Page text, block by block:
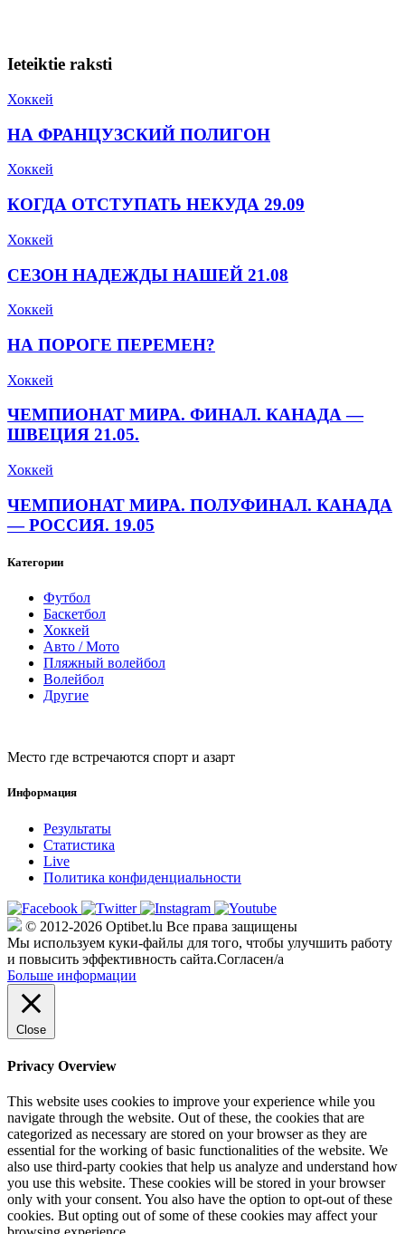
Ieteiktie raksti
Хоккей
НА ФРАНЦУЗСКИЙ ПОЛИГОН
Хоккей
КОГДА ОТСТУПАТЬ НЕКУДА 29.09
Хоккей
СЕЗОН НАДЕЖДЫ НАШЕЙ 21.08
Хоккей
НА ПОРОГЕ ПЕРЕМЕН?
Хоккей
ЧЕМПИОНАТ МИРА. ФИНАЛ. КАНАДА —
ШВЕЦИЯ 21.05.
Хоккей
ЧЕМПИОНАТ МИРА. ПОЛУФИНАЛ. КАНАДА
— РОССИЯ. 19.05
Категории
Футбол
Баскетбол
Хоккей
Авто / Мото
Пляжный волейбол
Волейбол
Другие
Место где встречаются спорт и азарт
Информация
Результаты
Статистика
Live
Политика конфиденциальности
© 2012-2026 Optibet.lu Все права защищены
Мы используем куки-файлы для того, чтобы улучшить работу
и повысить эффективность сайта.Согласен/а
Больше информации
Close
Privacy Overview
This website uses cookies to improve your experience while you
navigate through the website. Out of these, the cookies that are
categorized as necessary are stored on your browser as they are
essential for the working of basic functionalities of the website. We
also use third-party cookies that help us analyze and understand how
you use this website. These cookies will be stored in your browser
only with your consent. You also have the option to opt-out of these
cookies. But opting out of some of these cookies may affect your